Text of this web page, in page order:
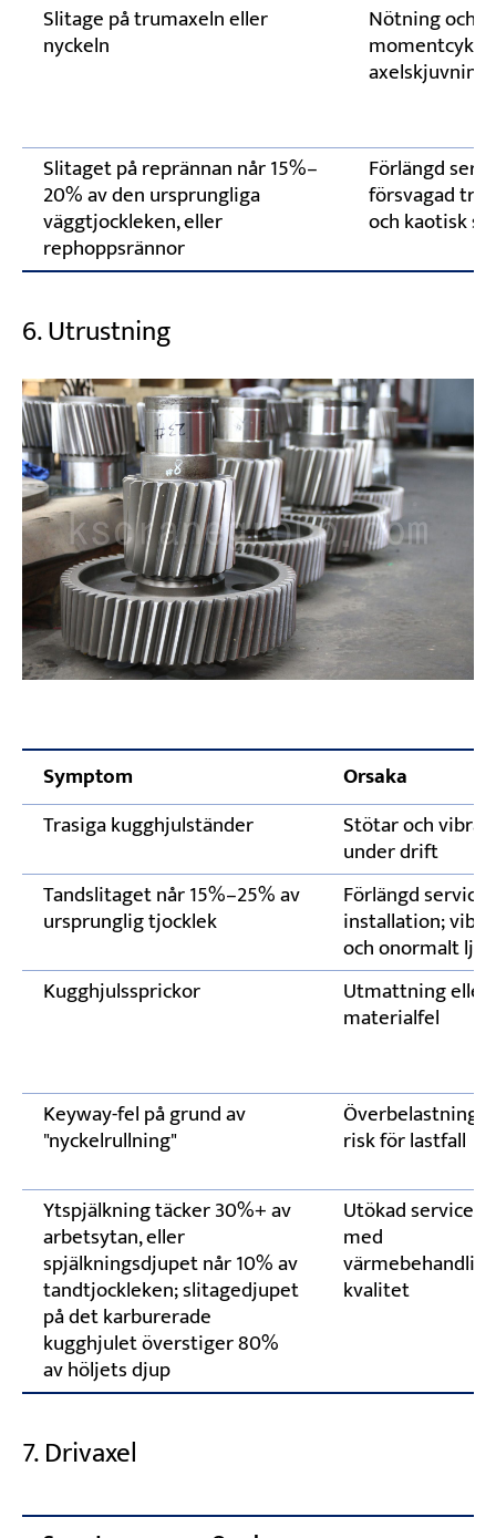
Slitage på trumaxeln eller
nyckeln
Nötning och
axelskjuvning
Slitaget på reprännan når 15%–
20% av den ursprungliga
väggtjockleken, eller
rephoppsrännor
Förlängd
försvagad
och kaotisk
6. Utrustning
Symptom
Orsaka
Trasiga kugghjulständer
Stötar och
under drift
Tandslitaget når 15%–25% av
ursprunglig tjocklek
Förlängd
installation;
och onormalt ljud
Kugghjulssprickor
Utmattning eller
materialfel
Keyway-fel på grund av
"nyckelrullning" risk för lastfall
Ytspjälkning täcker 30%+ av
arbetsytan, eller
spjälkningsdjupet når 10% av
tandtjockleken; slitagedjupet
på det karburerade
kugghjulet överstiger 80%
av höljets djup
Utökad service,
med
kvalitet
7. Drivaxel